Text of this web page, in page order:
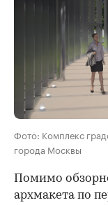
Фото: Комплекс
города Москвы
Помимо
архмакета по